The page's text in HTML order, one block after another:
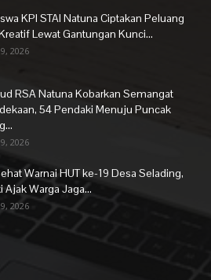
KPI STAI Natuna Ciptakan Peluang
Lewat Gantungan Kunci...
2026
RSA Natuna Kobarkan Semangat
54 Pendaki Menuju Puncak
2026
Warnai HUT ke-19 Desa Selading,
Ajak Warga Jaga...
2026